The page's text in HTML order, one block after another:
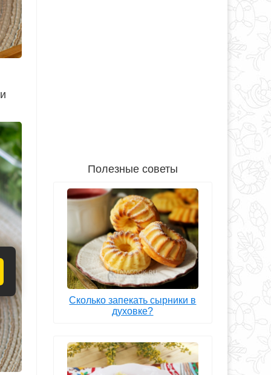
Полезные советы
Сколько запекать сырники в
духовке?